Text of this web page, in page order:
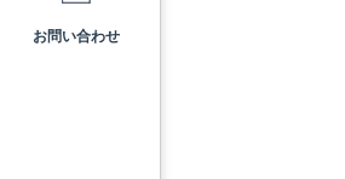
お問い合わせ